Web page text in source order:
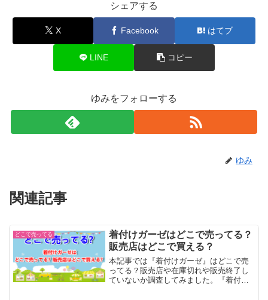
シェアする
X Facebook はてブ
LINE コピー
ゆみをフォローする
ゆみ
関連記事
どこで売ってる
着付けガーゼはどこで売ってる？
販売店はどこで買える？
本記事では『着付けガーゼ』はどこで売
ってる？販売店や在庫切れや販売終了し
ていないか調査してみました。『着付け